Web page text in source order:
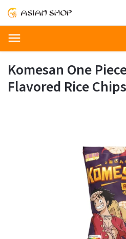
Komesan One
Flavored Rice